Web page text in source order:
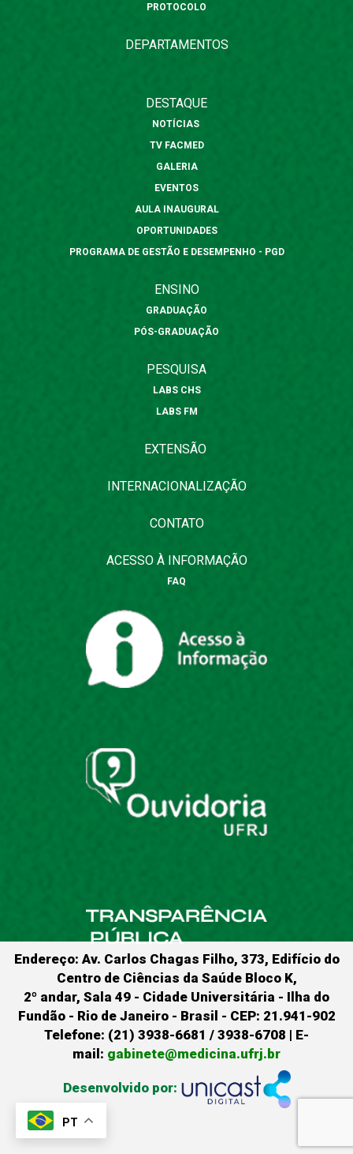
PT
PROTOCOLO
DEPARTAMENTOS
DESTAQUE
NOTÍCIAS
TV FACMED
GALERIA
EVENTOS
AULA INAUGURAL
OPORTUNIDADES
PROGRAMA DE GESTÃO E DESEMPENHO - PGD
ENSINO
GRADUAÇÃO
PÓS-GRADUAÇÃO
PESQUISA
LABS CHS
LABS FM
EXTENSÃO
INTERNACIONALIZAÇÃO
CONTATO
ACESSO À INFORMAÇÃO
FAQ
Endereço: Av. Carlos Chagas Filho, 373, Edifício do
Centro de Ciências da Saúde Bloco K,
2º andar, Sala 49 - Cidade Universitária - Ilha do
Fundão - Rio de Janeiro - Brasil - CEP: 21.941-902
Telefone: (21) 3938-6681 / 3938-6708 | E-
mail: gabinete@medicina.ufrj.br
Desenvolvido por: